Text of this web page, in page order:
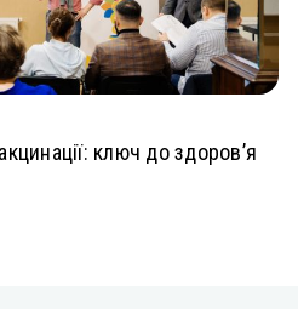
ключ до здоров’я